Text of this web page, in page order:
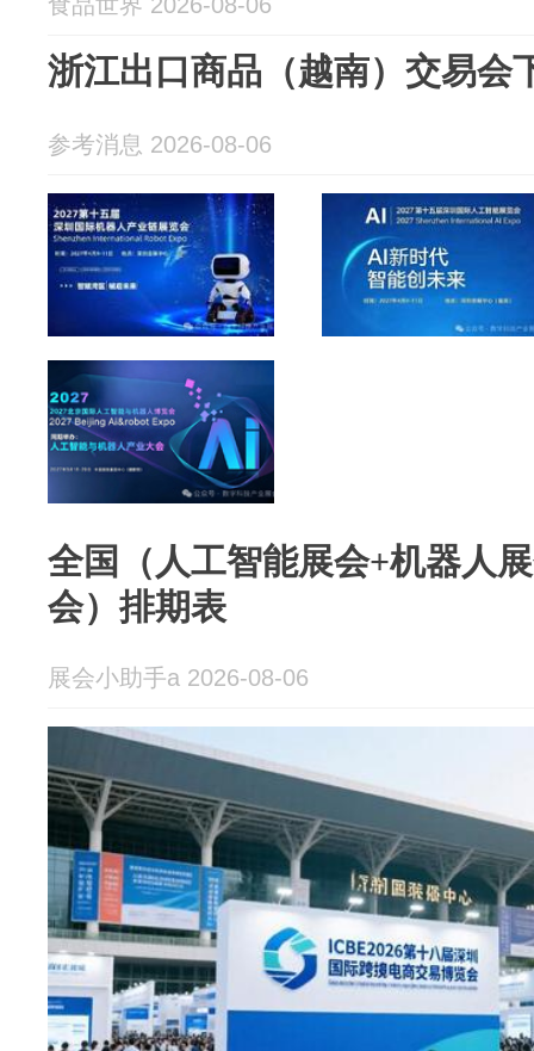
浙江出口商品（越南）交易会
参考消息 2026-08-06
全国（人工智能展会+机器人
会）排期表
展会小助手a 2026-08-06